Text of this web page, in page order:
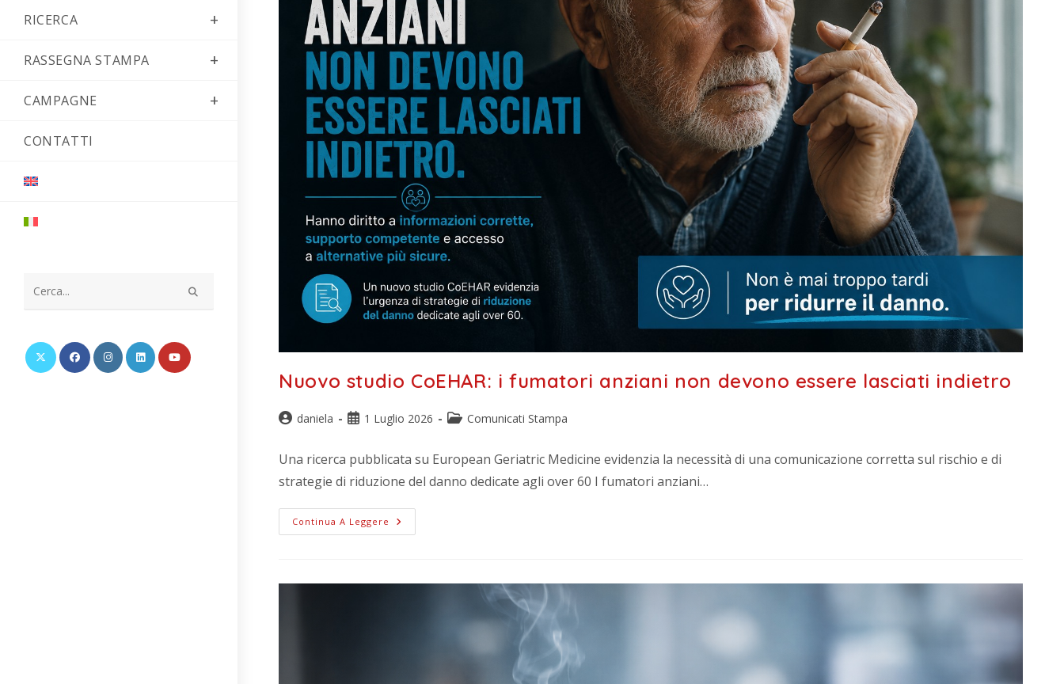
RICERCA
RASSEGNA STAMPA
CAMPAGNE
CONTATTI
sito
web
Nuovo studio CoEHAR: i fumatori anziani non devono essere lasciati indietro
daniela 1 Luglio 2026 Comunicati Stampa
Una ricerca pubblicata su European Geriatric Medicine evidenzia la necessità di una comunicazione corretta sul rischio e di
strategie di riduzione del danno dedicate agli over 60 I fumatori anziani…
Continua A Leggere